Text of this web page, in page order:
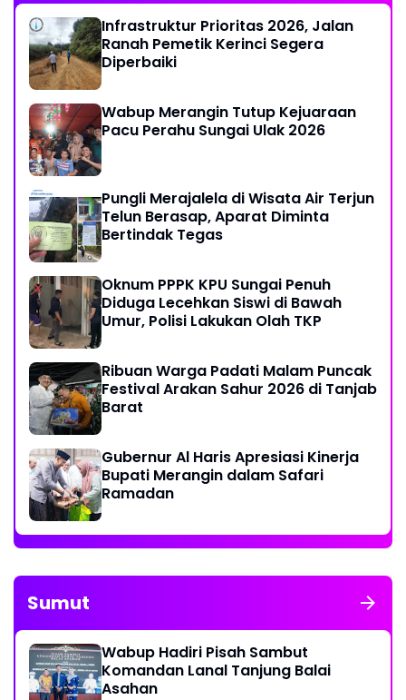
Infrastruktur Prioritas 2026, Jalan
Ranah Pemetik Kerinci Segera
Diperbaiki
Wabup Merangin Tutup Kejuaraan
Pacu Perahu Sungai Ulak 2026
Pungli Merajalela di Wisata Air Terjun
Telun Berasap, Aparat Diminta
Bertindak Tegas
Oknum PPPK KPU Sungai Penuh
Diduga Lecehkan Siswi di Bawah
Umur, Polisi Lakukan Olah TKP
Ribuan Warga Padati Malam Puncak
Festival Arakan Sahur 2026 di Tanjab
Barat
Gubernur Al Haris Apresiasi Kinerja
Bupati Merangin dalam Safari
Ramadan
Sumut
Wabup Hadiri Pisah Sambut
Komandan Lanal Tanjung Balai
Asahan